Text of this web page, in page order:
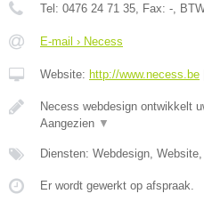
Tel: 0476 24 71 35 , Fax: - ,
E-mail › Necess
Website: http://www.necess.be
Necess webdesign ontwikkelt
Aangezien ▼
Diensten: Webdesign,
Er wordt gewerkt op afspraak.